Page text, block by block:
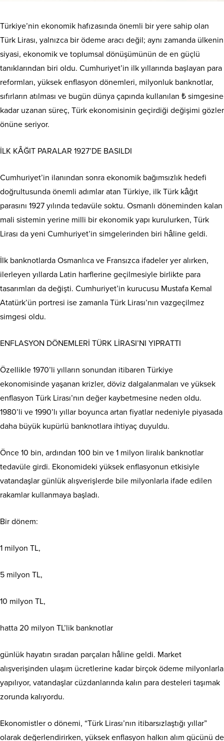
Türkiye’nin ekonomik hafızasında önemli bir yere sahip olan
Türk Lirası, yalnızca bir ödeme aracı değil; aynı zamanda ülkenin
siyasi, ekonomik ve toplumsal dönüşümünün de en güçlü
tanıklarından biri oldu. Cumhuriyet’in ilk yıllarında başlayan para
reformları, yüksek enflasyon dönemleri, milyonluk banknotlar,
sıfırların atılması ve bugün dünya çapında kullanılan ₺ simgesine
kadar uzanan süreç, Türk ekonomisinin geçirdiği değişimi gözler
önüne seriyor.
İLK KÂĞIT PARALAR 1927’DE BASILDI
Cumhuriyet’in ilanından sonra ekonomik bağımsızlık hedefi
doğrultusunda önemli adımlar atan Türkiye, ilk Türk kâğıt
parasını 1927 yılında tedavüle soktu. Osmanlı döneminden kalan
mali sistemin yerine milli bir ekonomik yapı kurulurken, Türk
Lirası da yeni Cumhuriyet’in simgelerinden biri hâline geldi.
İlk banknotlarda Osmanlıca ve Fransızca ifadeler yer alırken,
ilerleyen yıllarda Latin harflerine geçilmesiyle birlikte para
tasarımları da değişti. Cumhuriyet’in kurucusu Mustafa Kemal
Atatürk’ün portresi ise zamanla Türk Lirası’nın vazgeçilmez
simgesi oldu.
ENFLASYON DÖNEMLERİ TÜRK LİRASI’NI YIPRATTI
Özellikle 1970’li yılların sonundan itibaren Türkiye
ekonomisinde yaşanan krizler, döviz dalgalanmaları ve yüksek
enflasyon Türk Lirası’nın değer kaybetmesine neden oldu.
1980’li ve 1990’lı yıllar boyunca artan fiyatlar nedeniyle piyasada
daha büyük kupürlü banknotlara ihtiyaç duyuldu.
Önce 10 bin, ardından 100 bin ve 1 milyon liralık banknotlar
tedavüle girdi. Ekonomideki yüksek enflasyonun etkisiyle
vatandaşlar günlük alışverişlerde bile milyonlarla ifade edilen
rakamlar kullanmaya başladı.
Bir dönem:
1 milyon TL,
5 milyon TL,
10 milyon TL,
hatta 20 milyon TL’lik banknotlar
günlük hayatın sıradan parçaları hâline geldi. Market
alışverişinden ulaşım ücretlerine kadar birçok ödeme milyonlarla
yapılıyor, vatandaşlar cüzdanlarında kalın para desteleri taşımak
zorunda kalıyordu.
Ekonomistler o dönemi, “Türk Lirası’nın itibarsızlaştığı yıllar”
olarak değerlendirirken, yüksek enflasyon halkın alım gücünü de